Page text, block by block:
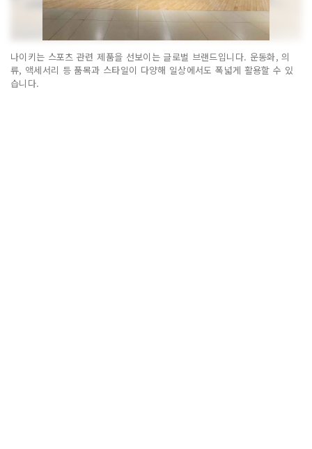
나이키는 스포츠 관련 제품을 선보이는 글로벌 브랜드입니다. 운동화, 의
류, 액세서리 등 품목과 스타일이 다양해 일상에서도 폭넓게 활용할 수 있
습니다.